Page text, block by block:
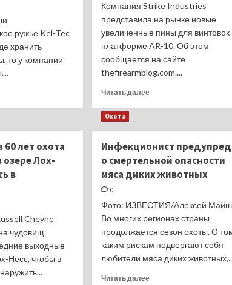
Америкой
ружье Kel-Tec
хранить
то у компании
Компания Strike Industries
представила на рынке новые
увеличенные пины для винтовок
платформе AR-10. Об этом
сообщается на сайте
thefirearmblog.com....
Читать далееПрочитать
пины
для
AR-
лет охота
Лох-
в
Cheyne
чудовищ
выходные
Несс, чтобы в
Охота
Инфекционист
о смертельной опасности
мяса диких животных
0
Фото: ИЗВЕСТИЯ/Алексей
Во многих регионах страны
продолжается сезон охоты. О
каким рискам подвергают себя
любители мяса диких
Читать далееПрочитать